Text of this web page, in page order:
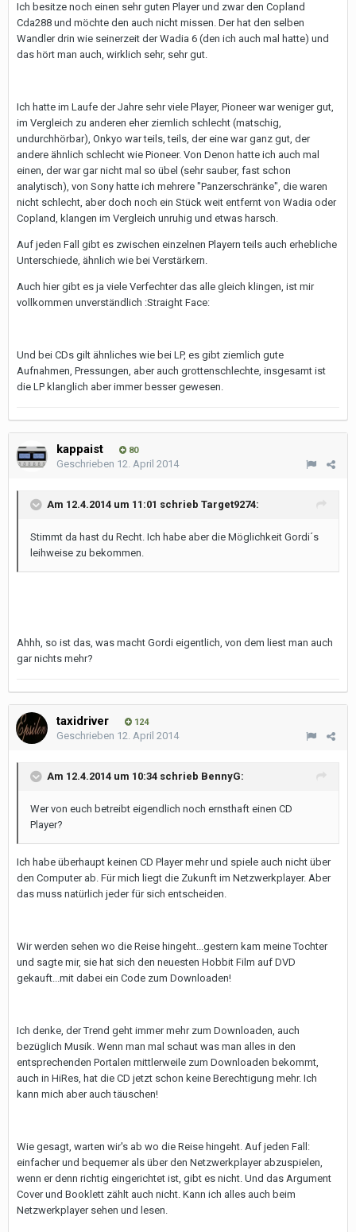
Ich besitze noch einen sehr guten Player und zwar den Copland
Cda288 und möchte den auch nicht missen. Der hat den selben
Wandler drin wie seinerzeit der Wadia 6 (den ich auch mal hatte) und
das hört man auch, wirklich sehr, sehr gut.
Ich hatte im Laufe der Jahre sehr viele Player, Pioneer war weniger gut,
im Vergleich zu anderen eher ziemlich schlecht (matschig,
undurchhörbar), Onkyo war teils, teils, der eine war ganz gut, der
andere ähnlich schlecht wie Pioneer. Von Denon hatte ich auch mal
einen, der war gar nicht mal so übel (sehr sauber, fast schon
analytisch), von Sony hatte ich mehrere "Panzerschränke", die waren
nicht schlecht, aber doch noch ein Stück weit entfernt von Wadia oder
Copland, klangen im Vergleich unruhig und etwas harsch.
Auf jeden Fall gibt es zwischen einzelnen Playern teils auch erhebliche
Unterschiede, ähnlich wie bei Verstärkern.
Auch hier gibt es ja viele Verfechter das alle gleich klingen, ist mir
vollkommen unverständlich :Straight Face:
Und bei CDs gilt ähnliches wie bei LP, es gibt ziemlich gute
Aufnahmen, Pressungen, aber auch grottenschlechte, insgesamt ist
die LP klanglich aber immer besser gewesen.
kappaist 80
Geschrieben 12. April 2014
Am 12.4.2014 um 11:01 schrieb Target9274:
Stimmt da hast du Recht. Ich habe aber die Möglichkeit Gordi´s
leihweise zu bekommen.
Ahhh, so ist das, was macht Gordi eigentlich, von dem liest man auch
gar nichts mehr?
taxidriver 124
Geschrieben 12. April 2014
Am 12.4.2014 um 10:34 schrieb BennyG:
Wer von euch betreibt eigendlich noch ernsthaft einen CD
Player?
Ich habe überhaupt keinen CD Player mehr und spiele auch nicht über
den Computer ab. Für mich liegt die Zukunft im Netzwerkplayer. Aber
das muss natürlich jeder für sich entscheiden.
Wir werden sehen wo die Reise hingeht...gestern kam meine Tochter
und sagte mir, sie hat sich den neuesten Hobbit Film auf DVD
gekauft...mit dabei ein Code zum Downloaden!
Ich denke, der Trend geht immer mehr zum Downloaden, auch
bezüglich Musik. Wenn man mal schaut was man alles in den
entsprechenden Portalen mittlerweile zum Downloaden bekommt,
auch in HiRes, hat die CD jetzt schon keine Berechtigung mehr. Ich
kann mich aber auch täuschen!
Wie gesagt, warten wir's ab wo die Reise hingeht. Auf jeden Fall:
einfacher und bequemer als über den Netzwerkplayer abzuspielen,
wenn er denn richtig eingerichtet ist, gibt es nicht. Und das Argument
Cover und Booklett zählt auch nicht. Kann ich alles auch beim
Netzwerkplayer sehen und lesen.